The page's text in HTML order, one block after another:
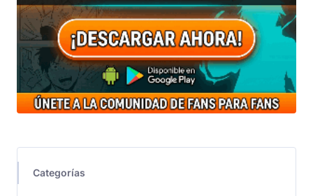
Categorías